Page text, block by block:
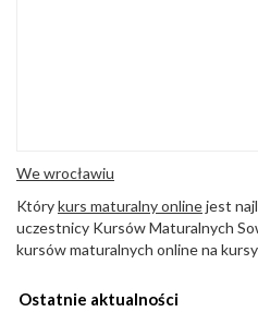
We wrocławiu
Którykurs maturalny onlinejest
uczestnicy Kursów Maturalnych
kursów maturalnych online na
Ostatnie aktualności